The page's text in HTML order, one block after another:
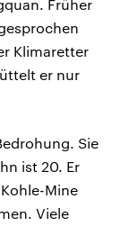
Früher
Klimaretter
er nur
Sie
ist 20. Er
Mine
Viele